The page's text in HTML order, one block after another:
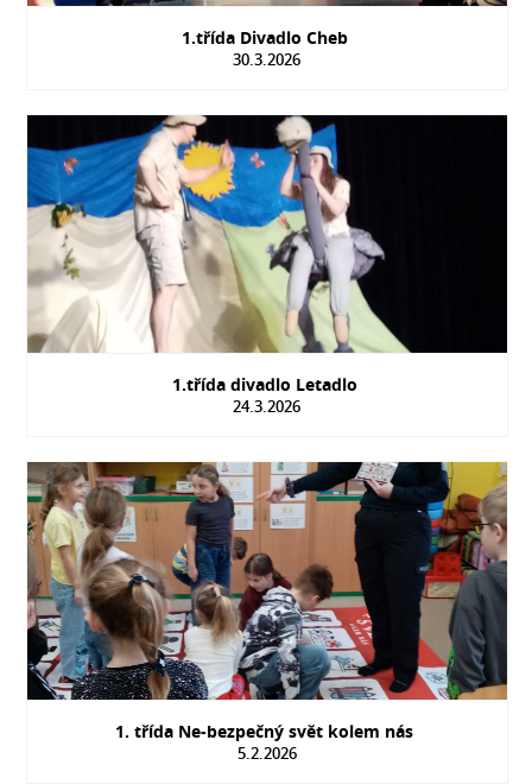
1.třída Divadlo Cheb
30.3.2026
1.třída divadlo Letadlo
24.3.2026
1. třída Ne-bezpečný svět kolem nás
5.2.2026